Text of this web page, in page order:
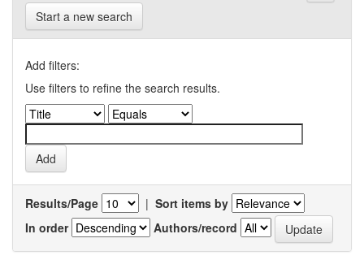
Start a new search
Add filters:
Use filters to refine the search results.
Results/Page | Sort items by
In order
Authors/record